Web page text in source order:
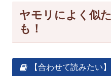
ヤモリによく似
も！
【合わせて読みたい